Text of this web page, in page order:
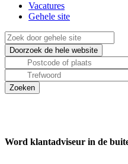
Vacatures
Gehele site
Word klantadviseur in de